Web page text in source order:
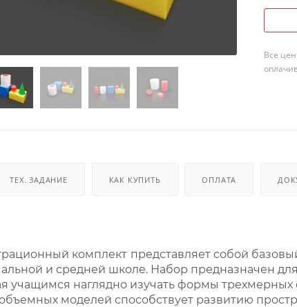
Все
ТЕХ. ЗАДАНИЕ КАК КУПИТЬ ОПЛАТА
комплект представляет собой
и средней школе. Набор предназначен
учащимся наглядно изучать формы
моделей способствует развитию